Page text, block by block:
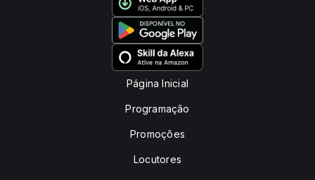
Página Inicial
Programação
Promoções
Locutores